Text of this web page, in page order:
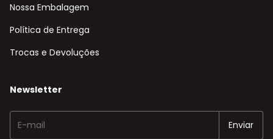
Nossa Embalagem
Política de Entrega
Trocas e Devoluções
Newsletter